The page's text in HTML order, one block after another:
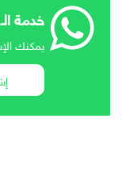
خدمة الـ WHATSAPP
يمكنك